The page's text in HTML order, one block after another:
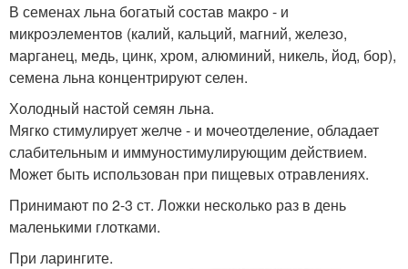
В семенах льна богатый состав макро - и
микроэлементов (калий, кальций, магний, железо,
марганец, медь, цинк, хром, алюминий, никель, йод, бор),
семена льна концентрируют селен.
Холодный настой семян льна.
Мягко стимулирует желче - и мочеотделение, обладает
слабительным и иммуностимулирующим действием.
Может быть использован при пищевых отравлениях.
Принимают по 2-3 ст. Ложки несколько раз в день
маленькими глотками.
При ларингите.